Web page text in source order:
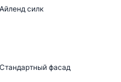
Айленд силк
Стандартный фасад